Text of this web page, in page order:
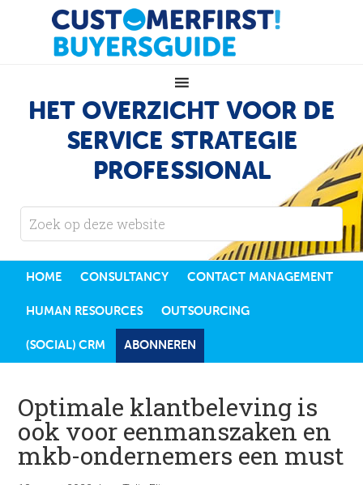
HET OVERZICHT VOOR DE
SERVICE STRATEGIE
PROFESSIONAL
HOME CONSULTANCY CONTACT MANAGEMENT
HUMAN RESOURCES OUTSOURCING
(SOCIAL) CRM ABONNEREN
Optimale klantbeleving is
ook voor eenmanszaken en
mkb-ondernemers een must